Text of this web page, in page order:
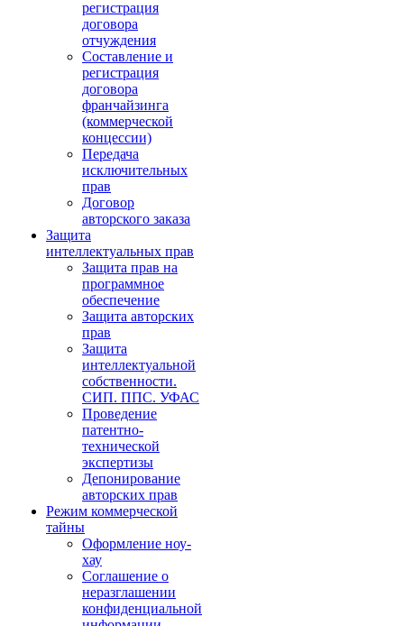
регистрация
договора
отчуждения
Составление и
регистрация
договора
франчайзинга
(коммерческой
концессии)
Передача
исключительных
прав
Договор
авторского заказа
Защита
интеллектуальных прав
Защита прав на
программное
обеспечение
Защита авторских
прав
Защита
интеллектуальной
собственности.
СИП. ППС. УФАС
Проведение
патентно-
технической
экспертизы
Депонирование
авторских прав
Режим коммерческой
тайны
Оформление ноу-
хау
Соглашение о
неразглашении
конфиденциальной